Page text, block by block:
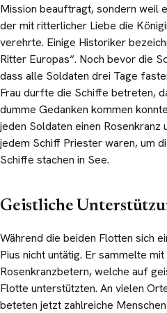
Mission beauftragt, sondern weil
der mit ritterlicher Liebe die
verehrte. Einige Historiker
Ritter Europas“. Noch bevor die
dass alle Soldaten drei Tage
Frau durfte die Schiffe betreten,
dumme Gedanken kommen
jeden Soldaten einen
jedem Schiff Priester waren, um
Schiffe stachen in See.
Geistliche
Während die beiden Flotten sich
Pius nicht untätig. Er sammelte
Rosenkranzbetern, welche auf
Flotte unterstützten. An vielen
beteten jetzt zahlreiche